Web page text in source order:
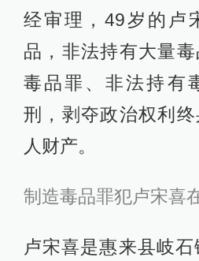
经审理，49岁的卢
品，非法持有大量
毒品罪、非法持有
刑，剥夺政治权利
人财产。
制造毒品罪犯卢宋喜
卢宋喜是惠来县岐